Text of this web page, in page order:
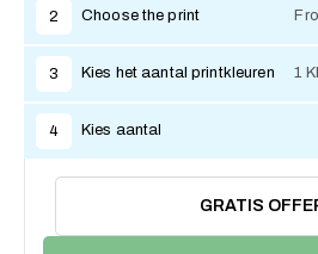
2 Choose the print
3 Kies het aantal printkleuren 1
4 Kies aantal
GRATIS